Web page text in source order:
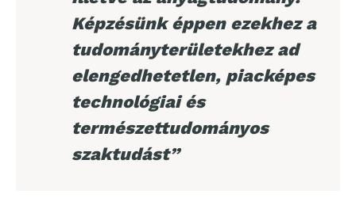
Képzésünk éppen ezekhez a
tudományterületekhez ad
elengedhetetlen, piacképes
technológiai és
természettudományos
szaktudást”